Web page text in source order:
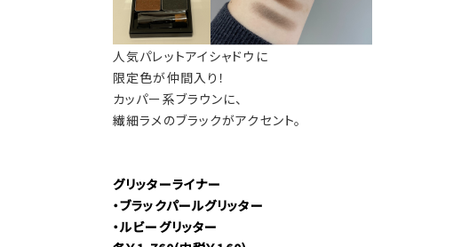
人気パレットアイシャドウに
限定色が仲間入り！
カッパー系ブラウンに、
繊細ラメのブラックがアクセント。
グリッターライナー
・ブラックパールグリッター
・ルビーグリッター